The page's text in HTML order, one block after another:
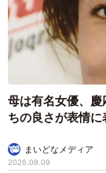
母は有名女優、
ちの良さが表情に
まいどなメディア
2026.08.09